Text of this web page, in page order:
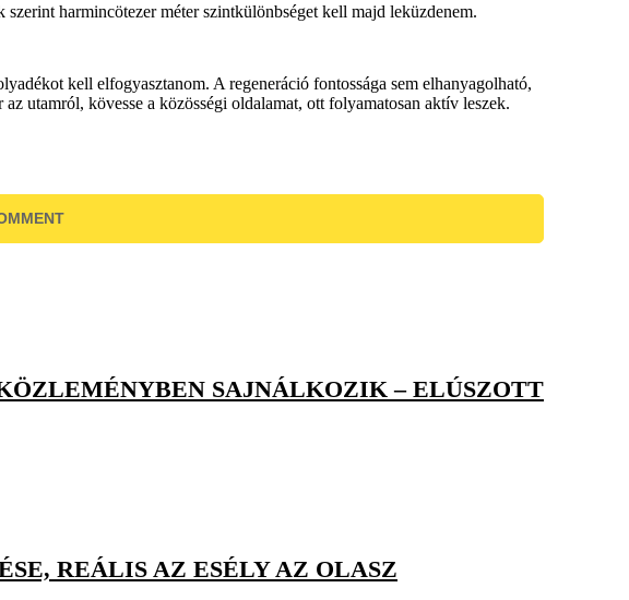
harmincötezer méter szintkülönbséget kell majd leküzdenem.
kell elfogyasztanom. A regeneráció fontossága sem elhanyagolható,
utamról, kövesse a közösségi oldalamat, ott folyamatosan aktív leszek.
SAJNÁLKOZIK – ELÚSZOTT
REÁLIS AZ ESÉLY AZ OLASZ